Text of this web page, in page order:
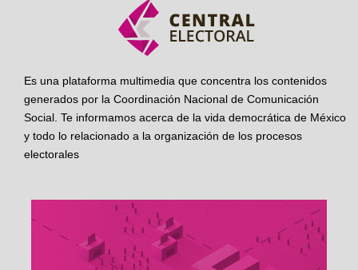
Es una plataforma multimedia que concentra los contenidos
generados por la Coordinación Nacional de Comunicación
Social. Te informamos acerca de la vida democrática de México
y todo lo relacionado a la organización de los procesos
electorales